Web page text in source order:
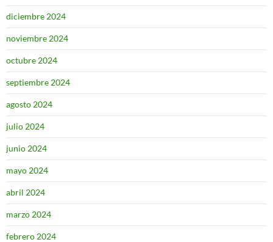
diciembre 2024
noviembre 2024
octubre 2024
septiembre 2024
agosto 2024
julio 2024
junio 2024
mayo 2024
abril 2024
marzo 2024
febrero 2024